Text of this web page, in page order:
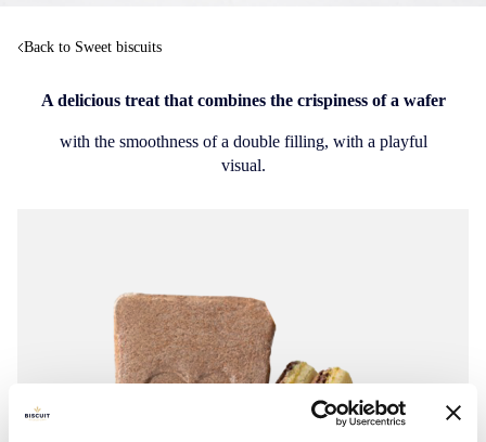
Back to Sweet biscuits
A delicious treat that combines the crispiness of a wafer
with the smoothness of a double filling, with a playful
visual.